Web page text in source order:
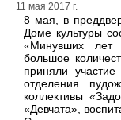
11 мая 2017 г.
8 мая, в
Доме культуры
«Минувших лет
большое
приняли
отделения
коллективы
«Девчата»,